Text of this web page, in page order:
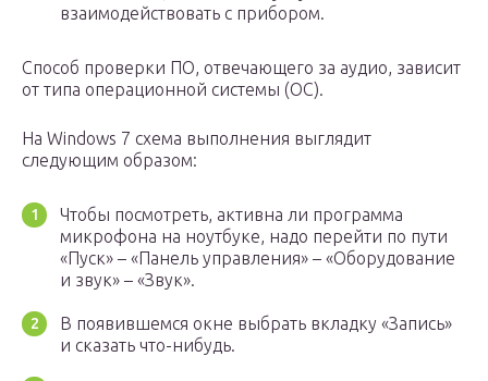
взаимодействовать с прибором.
Способ проверки ПО, отвечающего за аудио, зависит
от типа операционной системы (ОС).
На Windows 7 схема выполнения выглядит
следующим образом:
Чтобы посмотреть, активна ли программа
микрофона на ноутбуке, надо перейти по пути
«Пуск» – «Панель управления» – «Оборудование
и звук» – «Звук».
В появившемся окне выбрать вкладку «Запись»
и сказать что-нибудь.